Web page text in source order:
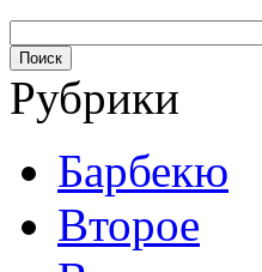
Рубрики
Барбекю
Второе